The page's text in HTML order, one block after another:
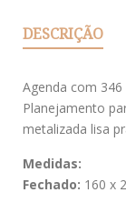
DESCRIÇÃO
Agenda com
Planejamento
metalizada lisa
Medidas:
Fechado: 160 x